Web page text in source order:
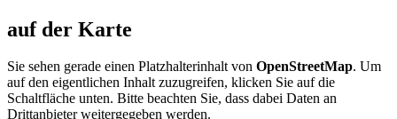
auf der Karte
Sie sehen gerade einen Platzhalterinhalt von OpenStreetMap. Um
auf den eigentlichen Inhalt zuzugreifen, klicken Sie auf die
Schaltfläche unten. Bitte beachten Sie, dass dabei Daten an
Drittanbieter weitergegeben werden.